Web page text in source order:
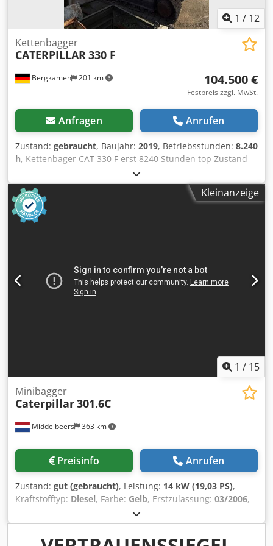
1 / 12
Bergkamen 201 km
Kettenbagger
CATERPILLAR330 F
104.500 €
Festpreis zzgl. MwSt.
Anfragen Anrufen
Zustand: gebraucht, Baujahr: 2019, Betriebsstunden: 8.240
h, Kettenbager CAT 330 F erst 8240 Stunden top Zustand
Motor Cat C7.1 Leistung ca. 195 kW / 261 PS
Betriebsgewicht ca. 30.900 kg Fahrgeschwindigkeit ca. 5,3
km/h Grabtiefe bis zu 7,24 m Dkodpfszrrnnex Agxor
Reichweite ca. 10,8 m Schaufelinhalt ca. 1,7 m
Transportllnge ca. 10,4 m Transporthöhe ca. 3,4 m Breite
Kleinanzeige
1 / 15
Middelbeers 363 km
Minibagger
Caterpillar301.6C
Preisinfo Anrufen
Zustand: gut (gebraucht), Leistung: 14 kW (19,03 PS),
Kraftstofftyp: Diesel, Farbe: Gelb, Erstzulassung: 03/2006,
, Betriebsstunden:
Antrieb: Raupe Zylinderzahl: 3 Leergewicht: 1.720 kg
Technischer Zustand: gut Optischer Zustand: gut Preis: Auf